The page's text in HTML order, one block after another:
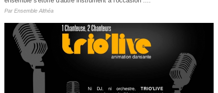
Par Ensemble Althéa